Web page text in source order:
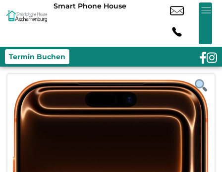
Smart Phone House
Termin Buchen